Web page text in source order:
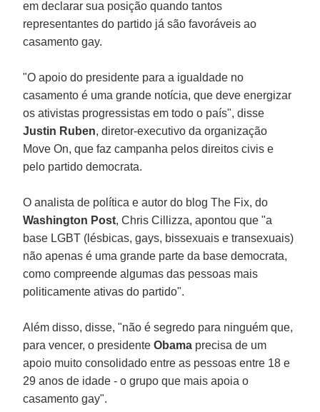
em declarar sua posição quando tantos
representantes do partido já são favoráveis ao
casamento gay.
"O apoio do presidente para a igualdade no
casamento é uma grande notícia, que deve energizar
os ativistas progressistas em todo o país", disse
Justin Ruben, diretor-executivo da organização
Move On, que faz campanha pelos direitos civis e
pelo partido democrata.
O analista de política e autor do blog The Fix, do
Washington Post, Chris Cillizza, apontou que "a
base LGBT (lésbicas, gays, bissexuais e transexuais)
não apenas é uma grande parte da base democrata,
como compreende algumas das pessoas mais
politicamente ativas do partido".
Além disso, disse, "não é segredo para ninguém que,
para vencer, o presidenteObama precisa de um
apoio muito consolidado entre as pessoas entre 18 e
29 anos de idade - o grupo que mais apoia o
casamento gay".